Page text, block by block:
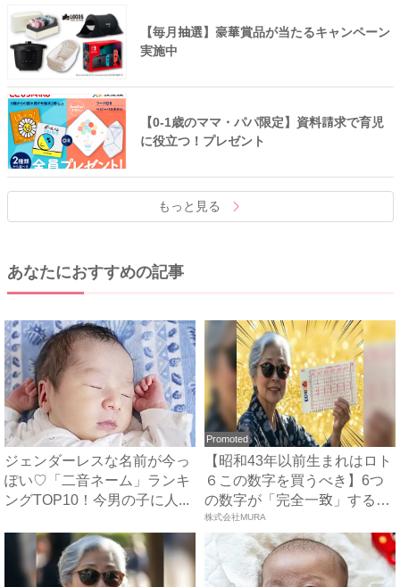
【毎月抽選】豪華賞品が当たるキャンペーン
実施中
【0-1歳のママ・パパ限定】資料請求で育児
に役立つ！プレゼント
もっと見る
あなたにおすすめの記事
ジェンダーレスな名前が今っ
ぽい♡「二音ネーム」ランキ
ングTOP10！今男の子に人...
Promoted
【昭和43年以前生まれはロト
６この数字を買うべき】6つ
の数字が「完全一致」する
方...
株式会社MURA